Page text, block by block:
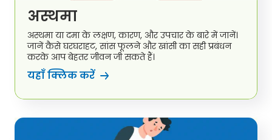
अस्थमा
अस्थमा या दमा के लक्षण, कारण, और उपचार के बारे में जानें।
जानें कैसे घरघराहट, सांस फूलने और खांसी का सही प्रबंधन
करके आप बेहतर जीवन जी सकते हैं।
यहाँ क्लिक करें